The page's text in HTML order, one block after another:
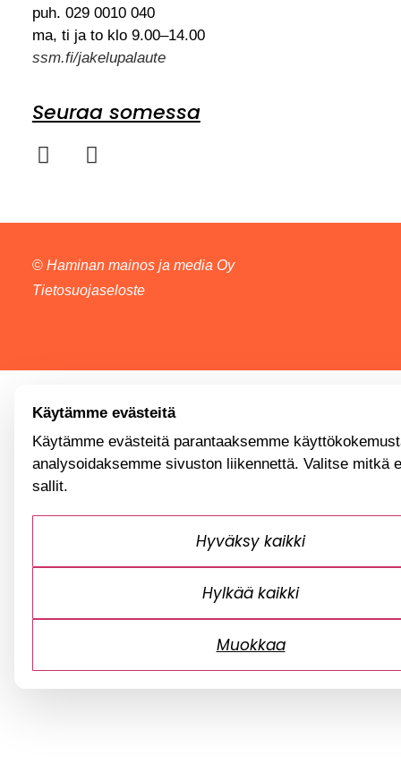
puh. 029 0010 040
ma, ti ja to klo 9.00–14.00
ssm.fi/jakelupalaute
Seuraa somessa
© Haminan mainos ja media Oy
Tietosuojaseloste
Käytämme evästeitä
Käytämme evästeitä parantaaksemme
analysoidaksemme sivuston liikennettä. Valitse mitkä
sallit.
Hyväksy kaikki
Hylkää kaikki
Muokkaa